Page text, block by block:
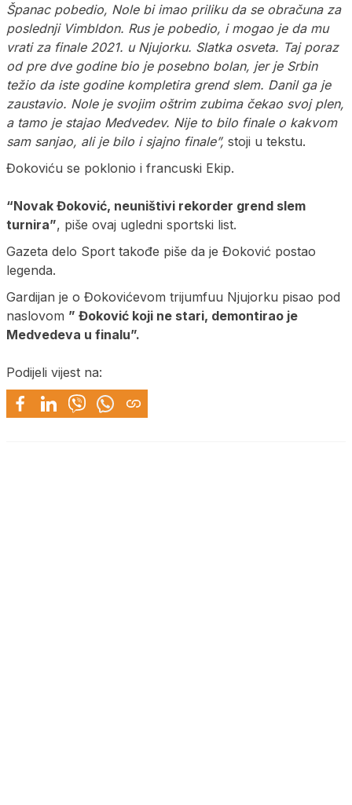
Španac pobedio, Nole bi imao priliku da se obračuna za
poslednji Vimbldon. Rus je pobedio, i mogao je da mu
vrati za finale 2021. u Njujorku. Slatka osveta. Taj poraz
od pre dve godine bio je posebno bolan, jer je Srbin
težio da iste godine kompletira grend slem. Danil ga je
zaustavio. Nole je svojim oštrim zubima čekao svoj plen,
a tamo je stajao Medvedev. Nije to bilo finale o kakvom
sam sanjao, ali je bilo i sjajno finale”, stoji u tekstu.
Đokoviću se poklonio i francuski Ekip.
“Novak Đoković, neuništivi rekorder grend slem
turnira”, piše ovaj ugledni sportski list.
Gazeta delo Sport takođe piše da je Đoković postao
legenda.
Gardijan je o Đokovićevom trijumfuu Njujorku pisao pod
naslovom ” Đoković koji ne stari, demontirao je
Medvedeva u finalu”.
Podijeli vijest na: